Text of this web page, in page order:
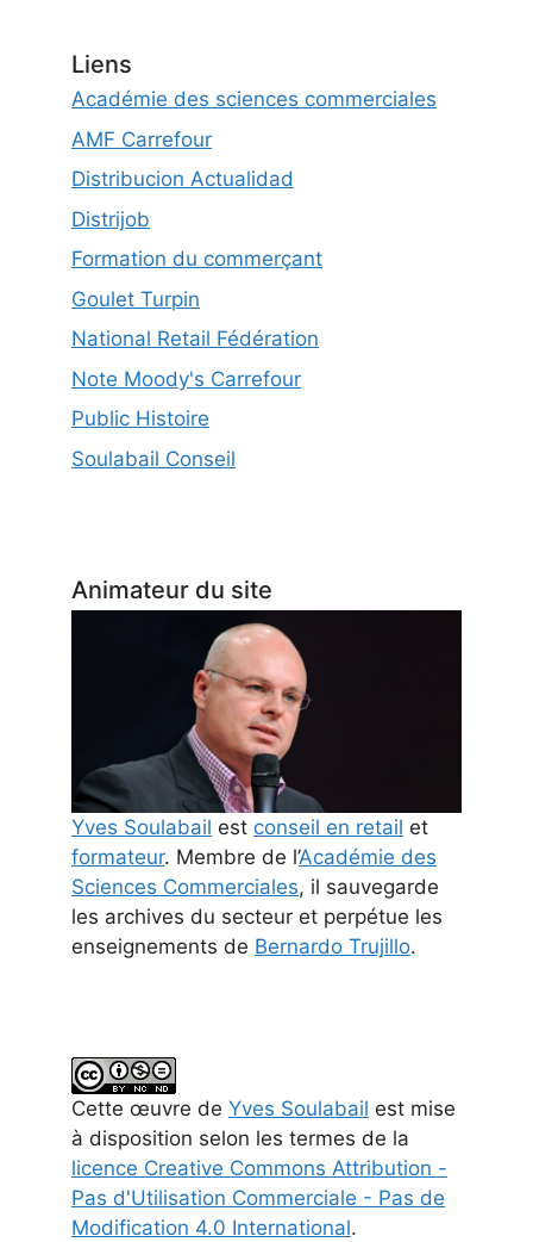
Liens
Académie des sciences commerciales
AMF Carrefour
Distribucion Actualidad
Distrijob
Formation du commerçant
Goulet Turpin
National Retail Fédération
Note Moody's Carrefour
Public Histoire
Soulabail Conseil
Animateur du site
Yves Soulabail est conseil en retail et
formateur. Membre de l’Académie des
Sciences Commerciales, il sauvegarde
les archives du secteur et perpétue les
enseignements de Bernardo Trujillo.
Cette œuvre de Yves Soulabail est mise
à disposition selon les termes de la
licence Creative Commons Attribution -
Pas d'Utilisation Commerciale - Pas de
Modification 4.0 International.